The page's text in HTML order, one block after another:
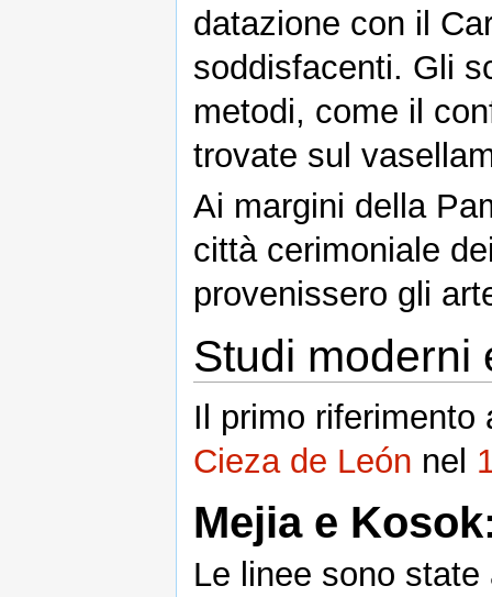
datazione con il
soddisfacenti. Gli
metodi, come il
trovate sul
Ai margini della
città cerimoniale
provenissero gli
Studi moderni
Il primo riferimento
Cieza de León nel
Mejia e
Le linee sono